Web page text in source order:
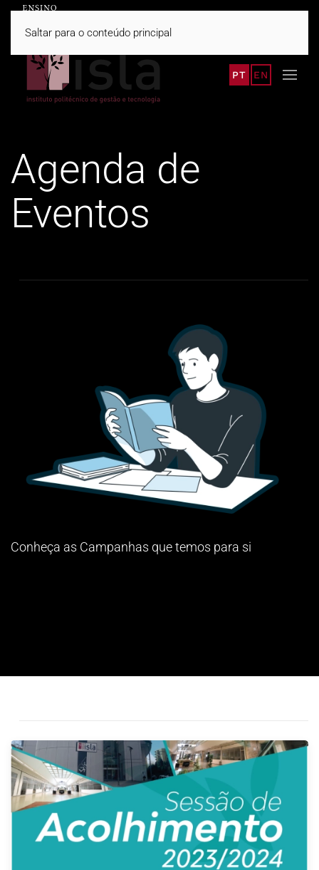
Saltar para o conteúdo principal
PT EN
Agenda de
Eventos